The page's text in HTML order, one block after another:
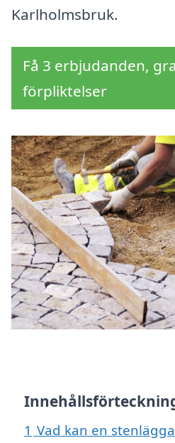
Karlholmsbruk.
Få 3 erbjudanden,
förpliktelser
1 Vad kan en